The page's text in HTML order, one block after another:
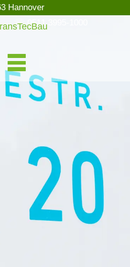
Hannover
☏ 0511 3995-1000